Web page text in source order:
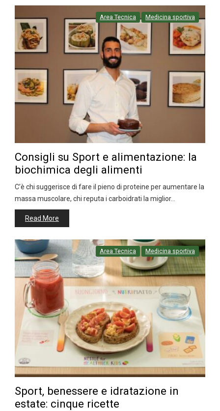
Area Tecnica Medicina sportiva
Consigli su Sport e alimentazione: la
biochimica degli alimenti
C’è chi suggerisce di fare il pieno di proteine per aumentare la
massa muscolare, chi reputa i carboidrati la miglior…
Read More
Area Tecnica Medicina sportiva
Sport, benessere e idratazione in
estate: cinque ricette